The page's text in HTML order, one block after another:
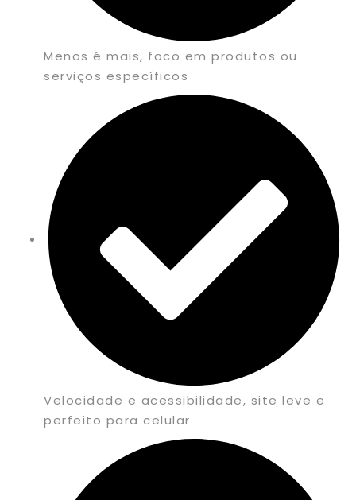
Menos é mais, foco em produtos ou
serviços específicos
Velocidade e acessibilidade, site leve e
perfeito para celular